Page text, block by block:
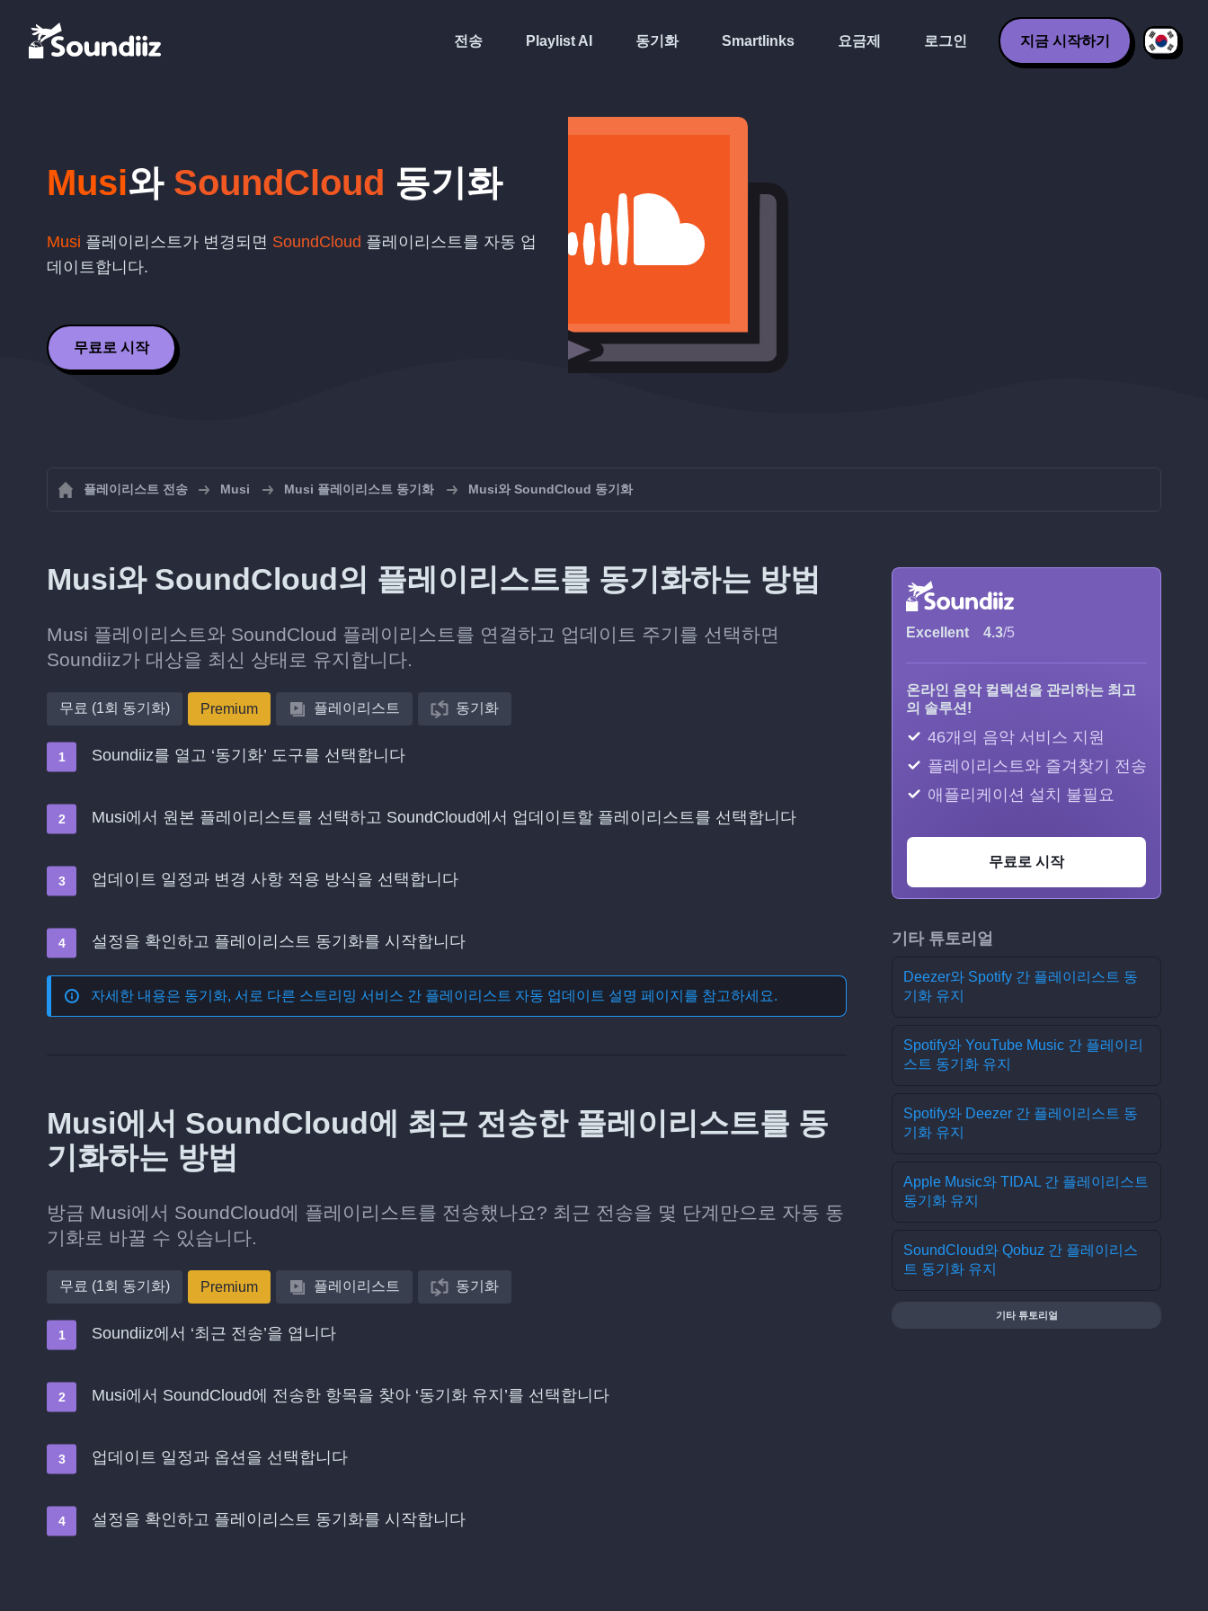
전송 Playlist AI 동기화 Smartlinks 요금제 로그인 지금 시작하기
Musi와 SoundCloud 동기화
Musi 플레이리스트가 변경되면 SoundCloud 플레이리스트를 자동 업
데이트합니다.
무료로 시작
플레이리스트 전송 Musi Musi 플레이리스트 동기화 Musi와 SoundCloud 동기화
Musi와 SoundCloud의 플레이리스트를 동기화하는 방법
Musi 플레이리스트와 SoundCloud 플레이리스트를 연결하고 업데이트 주기를 선택하면
Soundiiz가 대상을 최신 상태로 유지합니다.
무료 (1회 동기화) Premium 플레이리스트 동기화
Soundiiz를 열고 ‘동기화’ 도구를 선택합니다
Musi에서 원본 플레이리스트를 선택하고 SoundCloud에서 업데이트할 플레이리스트를 선택합니다
업데이트 일정과 변경 사항 적용 방식을 선택합니다
설정을 확인하고 플레이리스트 동기화를 시작합니다
자세한 내용은 동기화, 서로 다른 스트리밍 서비스 간 플레이리스트 자동 업데이트 설명 페이지를 참고하세요.
Musi에서 SoundCloud에 최근 전송한 플레이리스트를 동
기화하는 방법
방금 Musi에서 SoundCloud에 플레이리스트를 전송했나요? 최근 전송을 몇 단계만으로 자동 동
기화로 바꿀 수 있습니다.
무료 (1회 동기화) Premium 플레이리스트 동기화
Soundiiz에서 ‘최근 전송’을 엽니다
Musi에서 SoundCloud에 전송한 항목을 찾아 ‘동기화 유지’를 선택합니다
업데이트 일정과 옵션을 선택합니다
설정을 확인하고 플레이리스트 동기화를 시작합니다
Excellent 4.3/5
온라인 음악 컬렉션을 관리하는 최고
의 솔루션!
46개의 음악 서비스 지원
플레이리스트와 즐겨찾기 전송
애플리케이션 설치 불필요
무료로 시작
기타 튜토리얼
Deezer와 Spotify 간 플레이리스트 동
기화 유지
Spotify와 YouTube Music 간 플레이리
스트 동기화 유지
Spotify와 Deezer 간 플레이리스트 동
기화 유지
Apple Music와 TIDAL 간 플레이리스트
동기화 유지
SoundCloud와 Qobuz 간 플레이리스
트 동기화 유지
기타 튜토리얼